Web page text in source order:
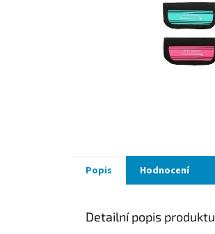
Popis Hodnocení
Detailní popis produktu